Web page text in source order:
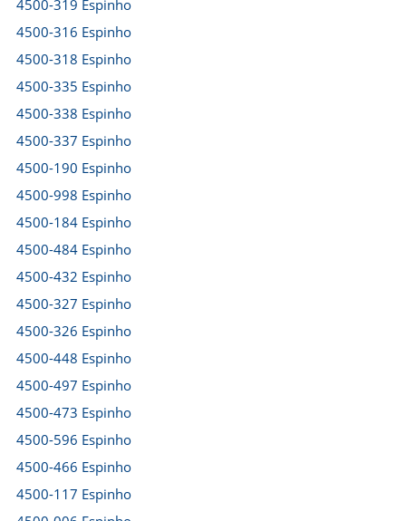
4500-319 Espinho
4500-316 Espinho
4500-318 Espinho
4500-335 Espinho
4500-338 Espinho
4500-337 Espinho
4500-190 Espinho
4500-998 Espinho
4500-184 Espinho
4500-484 Espinho
4500-432 Espinho
4500-327 Espinho
4500-326 Espinho
4500-448 Espinho
4500-497 Espinho
4500-473 Espinho
4500-596 Espinho
4500-466 Espinho
4500-117 Espinho